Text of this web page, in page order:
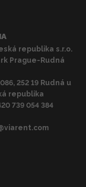
republika s.r.o.
Prague-Rudná
252 19 Rudná u
republika
739 054 384